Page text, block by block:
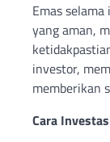
Emas
yang aman,
investor,
memberikan
Cara